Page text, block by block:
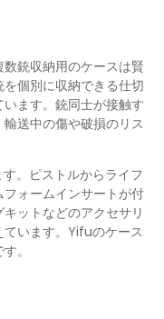
銃収納用のケースは賢
個別に収納できる仕切
ます。銃同士が接触す
送中の傷や破損のリス
。ピストルからライフ
ォームインサートが付
ットなどのアクセサリ
います。Yifuのケース
。